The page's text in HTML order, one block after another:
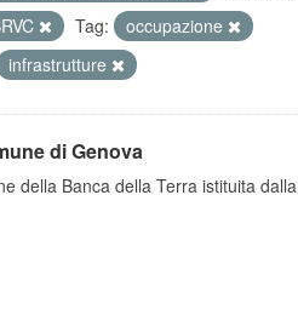
Tag:
occupazione
infrastrutture
di Genova
della Banca della Terra istituita dalla